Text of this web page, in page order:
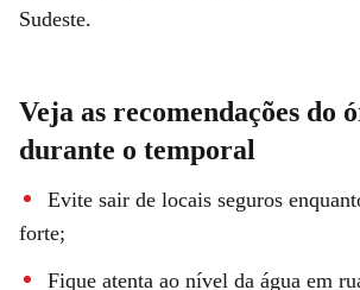
Sudeste.
Veja as recomendações do
durante o temporal
Evite sair de locais seguros
forte;
Fique atenta ao nível da água em